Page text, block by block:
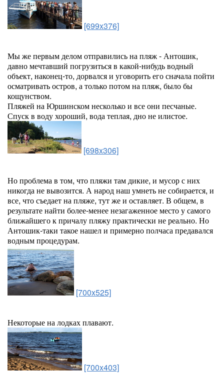
[699x376]
Мы же первым делом отправились на пляж - Антошик,
давно мечтавший погрузиться в какой-нибудь водный
объект, наконец-то, дорвался и уговорить его сначала пойти
осматривать остров, а только потом на пляж, было бы
кощунством.
Пляжей на Юршинском несколько и все они песчаные.
Спуск в воду хороший, вода теплая, дно не илистое.
[698x306]
Но проблема в том, что пляжи там дикие, и мусор с них
никогда не вывозится. А народ наш умнеть не собирается, и
все, что съедает на пляже, тут же и оставляет. В общем, в
результате найти более-менее незагаженное место у самого
ближайшего к причалу пляжу практически не реально. Но
Антошик-таки такое нашел и примерно полчаса предавался
водным процедурам.
[700x525]
Некоторые на лодках плавают.
[700x403]